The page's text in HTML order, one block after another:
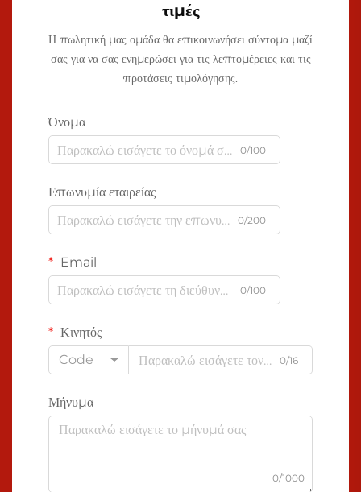
τιμές
Η πωλητική μας ομάδα θα επικοινωνήσει σύντομα μαζί
σας για να σας ενημερώσει για τις λεπτομέρειες και τις
προτάσεις τιμολόγησης.
Όνομα
0/100
Επωνυμία εταιρείας
0/200
Email
0/100
Κινητός
Code
0/16
Μήνυμα
0/1000